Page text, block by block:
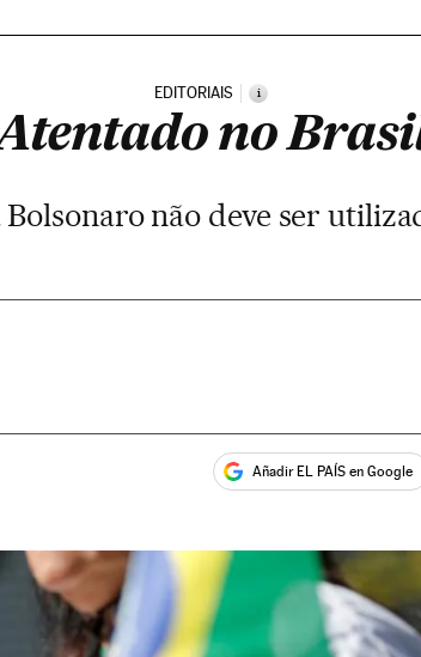
EDITORIAIS i
no
não deve ser
Añadir EL PAÍS en Google